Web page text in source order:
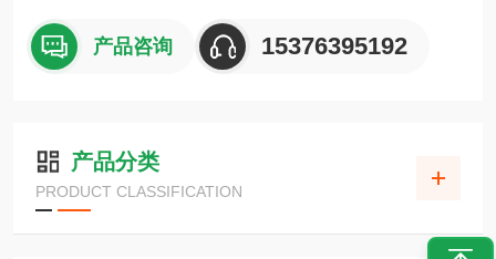
产品咨询 15376395192
产品分类
PRODUCT CLASSIFICATION